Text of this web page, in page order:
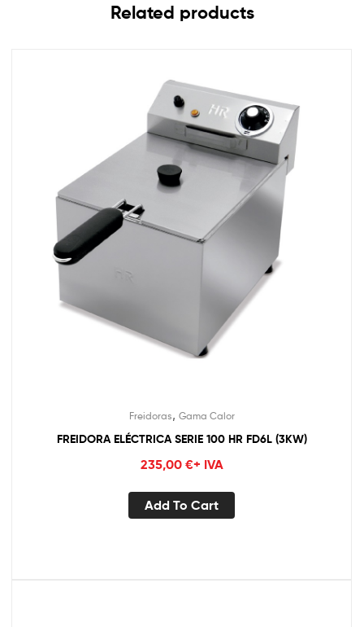
Related products
Freidoras, Gama Calor
FREIDORA ELÉCTRICA SERIE 100 HR FD6L (3KW)
235,00 €+ IVA
Add To Cart